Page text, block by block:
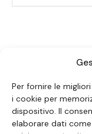
Per fornire le
i cookie per
dispositivo. Il
elaborare dati